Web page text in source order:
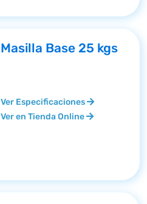
Masilla Base 25 kgs
Ver Especificaciones
Ver en Tienda Online